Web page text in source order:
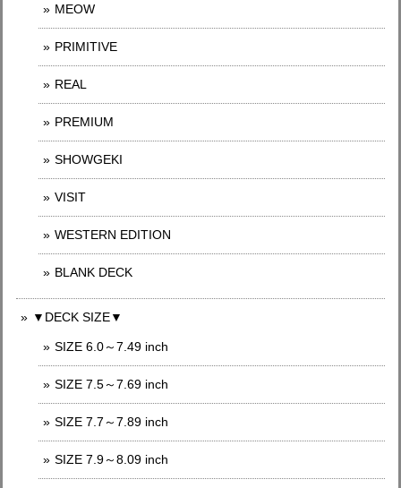
MEOW
PRIMITIVE
REAL
PREMIUM
SHOWGEKI
VISIT
WESTERN EDITION
BLANK DECK
▼DECK SIZE▼
SIZE 6.0～7.49 inch
SIZE 7.5～7.69 inch
SIZE 7.7～7.89 inch
SIZE 7.9～8.09 inch